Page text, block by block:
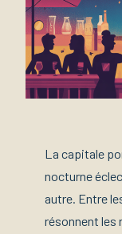
La capitale
nocturne
autre. Entre
résonnent les